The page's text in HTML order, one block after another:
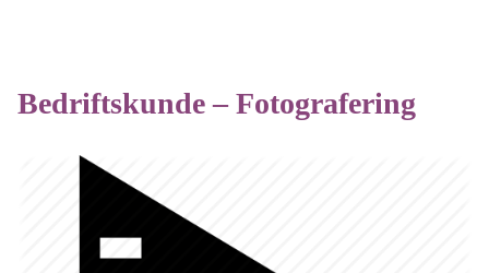
Bedriftskunde – Fotografering